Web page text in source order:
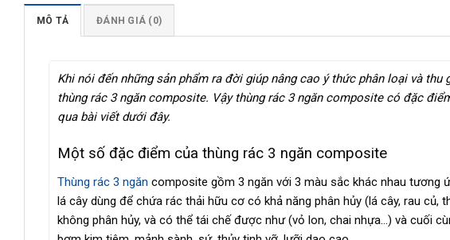
MÔ TẢ ĐÁNH GIÁ (0)
Khi nói đến những sản phẩm ra đời giúp nâng cao ý thức phân loại và
thùng rác 3 ngăn composite. Vậy thùng rác 3 ngăn composite có đặc
qua bài viết dưới đây.
Một số đặc điểm của thùng rác 3 ngăn composite
Thùng rác 3 ngăn composite gồm 3 ngăn với 3 màu sắc khác nhau tương
lá cây dùng để chứa rác thải hữu cơ có khả năng phân hủy (lá cây, rau
không phân hủy, và có thể tái chế được như (vỏ lon, chai nhựa…) và cuối